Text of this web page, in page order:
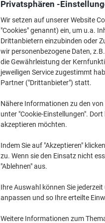
Privatsphären -
Wir setzen auf unserer Website
"Cookies" genannt) ein, um u.a.
Drittanbietern einzubinden oder
wir personenbezogene Daten,
die Gewährleistung der
jeweiligen Service zugestimmt
Partner ("Drittanbieter") statt.
Nähere Informationen zu den
unter "Cookie-Einstellungen".
akzeptieren möchten.
Indem Sie auf "Akzeptieren"
zu. Wenn sie den Einsatz nicht
"Ablehnen" aus.
Ihre Auswahl können Sie
anpassen und so Ihre erteilte
Weitere Informationen zum